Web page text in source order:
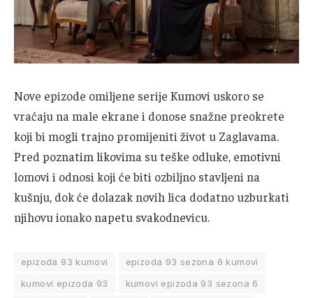
Nove epizode omiljene serije Kumovi uskoro se
vraćaju na male ekrane i donose snažne preokrete
koji bi mogli trajno promijeniti život u Zaglavama.
Pred poznatim likovima su teške odluke, emotivni
lomovi i odnosi koji će biti ozbiljno stavljeni na
kušnju, dok će dolazak novih lica dodatno uzburkati
njihovu ionako napetu svakodnevicu.
epizoda 93 kumovi
epizoda 93 sezona 6 kumovi
kumovi epizoda 93
kumovi epizoda 93 sezona 6